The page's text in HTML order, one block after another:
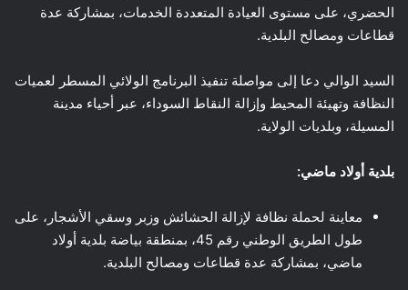
الحضري، على مستوى العيادة المتعددة الخدمات، بمشاركة عدة
قطاعات ومصالح البلدية.
السيد الوالي دعا إلى مواصلة تنفيذ البرنامج الولائي المسطر لعميات
النظافة وتهيئة المحيط وإزالة النقاط السوداء، عبر أحياء مدينة
المسيلة، وبلديات الولاية.
بلدية أولاد ماضي:
معاينة لحملة نظافة لإزالة الحشائش وزبر وسقي الأشجار، على
طول الطريق الوطني رقم 45، بمنطقة بياضة بلدية أولاد
ماضي، بمشاركة عدة قطاعات ومصالح البلدية.